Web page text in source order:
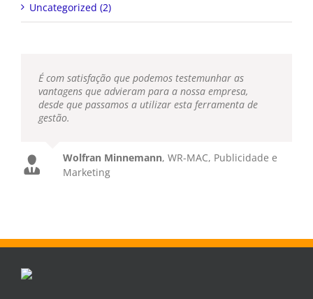
Uncategorized (2)
É com satisfação que podemos testemunhar as
vantagens que advieram para a nossa empresa,
desde que passamos a utilizar esta ferramenta de
gestão.
Wolfran Minnemann, WR-MAC, Publicidade e
Marketing